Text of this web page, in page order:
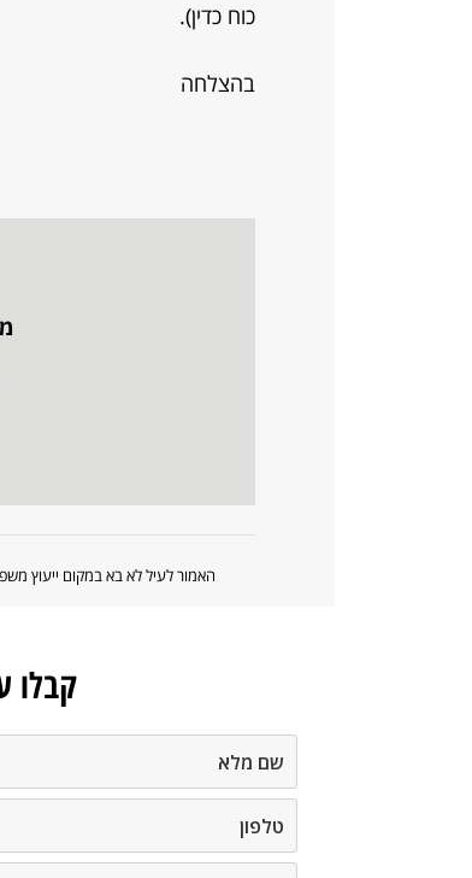
כוח כדין).
בהצלחה
האמור לעיל לא בא במקום ייעוץ
קבלו